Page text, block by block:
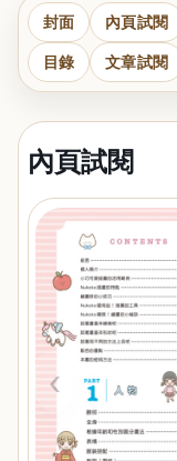
封面 內頁試閱
目錄 文章試閱
內頁試閱
‹